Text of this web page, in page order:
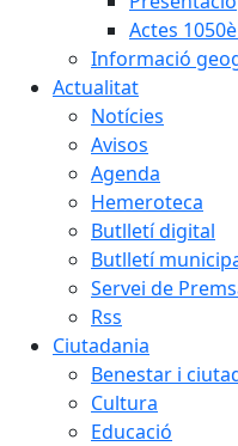
Actes
Informació
Actualitat
Notícies
Avisos
Agenda
Hemeroteca
Butlletí digital
Butlletí
Servei de
Rss
Ciutadania
Benestar i
Cultura
Educació